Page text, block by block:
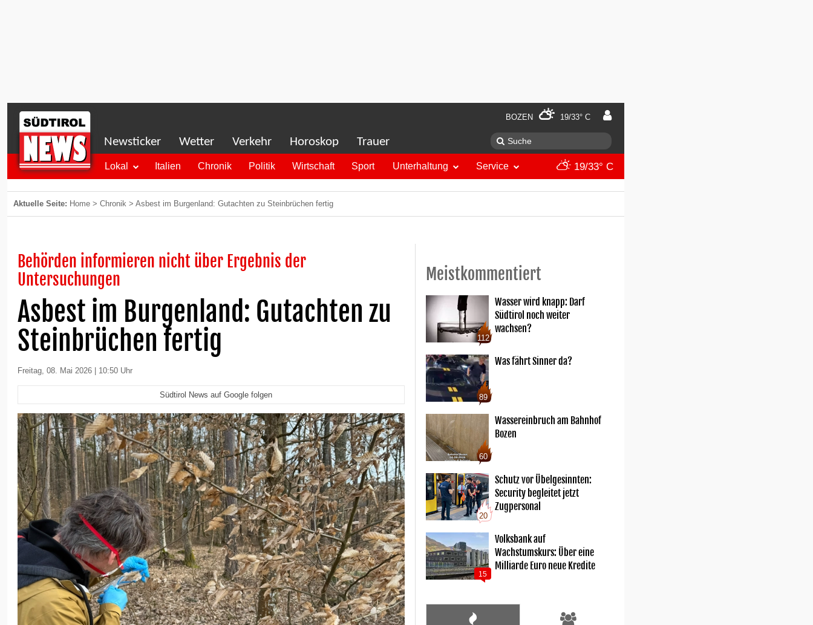
BOZEN 19/33° C
Newsticker Wetter Verkehr Horoskop Trauer
Lokal Italien Chronik Politik Wirtschaft Sport Unterhaltung Service 19/33° C
Aktuelle Seite: Home > Chronik > Asbest im Burgenland: Gutachten zu Steinbrüchen fertig
Behörden informieren nicht über Ergebnis der
Untersuchungen
Asbest im Burgenland: Gutachten zu
Steinbrüchen fertig
Freitag, 08. Mai 2026 | 10:50 Uhr
Südtirol News auf Google folgen
Meistkommentiert
112
Wasser wird knapp: Darf
Südtirol noch weiter
wachsen?
89
Was fährt Sinner da?
60
Wassereinbruch am Bahnhof
Bozen
20
Schutz vor Übelgesinnten:
Security begleitet jetzt
Zugpersonal
15
Volksbank auf
Wachstumskurs: Über eine
Milliarde Euro neue Kredite